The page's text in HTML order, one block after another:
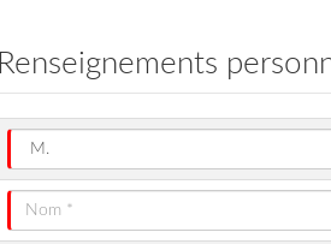
Renseignements